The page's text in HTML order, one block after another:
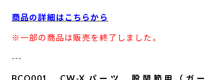
商品の詳細はこちらから
※一部の商品は販売を終了しました。
---